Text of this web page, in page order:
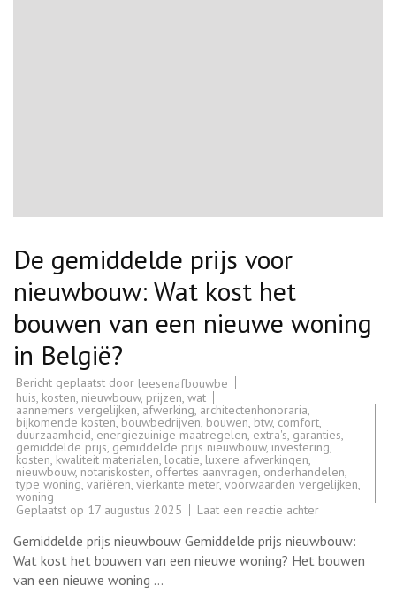
De gemiddelde prijs voor
nieuwbouw: Wat kost het
bouwen van een nieuwe woning
in België?
Bericht geplaatst door leesenafbouwbe
huis, kosten, nieuwbouw, prijzen, wat
aannemers vergelijken, afwerking, architectenhonoraria,
bijkomende kosten, bouwbedrijven, bouwen, btw, comfort,
duurzaamheid, energiezuinige maatregelen, extra's, garanties,
gemiddelde prijs, gemiddelde prijs nieuwbouw, investering,
kosten, kwaliteit materialen, locatie, luxere afwerkingen,
nieuwbouw, notariskosten, offertes aanvragen, onderhandelen,
type woning, variëren, vierkante meter, voorwaarden vergelijken,
woning
Geplaatst op 17 augustus 2025 Laat een reactie achterop
gemiddelde
prijs
voor
Gemiddelde prijs nieuwbouw Gemiddelde prijs nieuwbouw:
Wat kost het bouwen van een nieuwe woning? Het bouwen
van een nieuwe woning …